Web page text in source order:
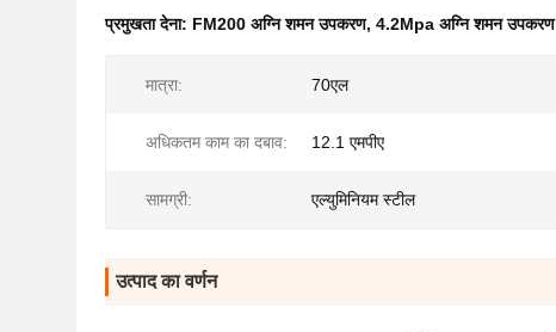
प्रमुखता देना: FM200 अग्नि शमन उपकरण, 4.2Mpa अग्नि शमन उपकरण
मात्रा: 70एल
अधिकतम काम का दबाव: 12.1 एमपीए
सामग्री: एल्युमिनियम स्टील
उत्पाद का वर्णन